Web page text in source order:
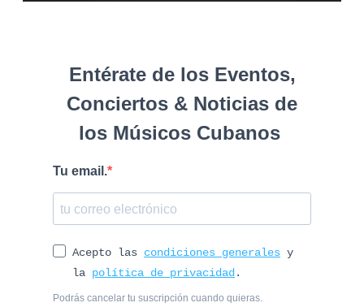
Entérate de los Eventos,
Conciertos & Noticias de
los Músicos Cubanos
Tu email.
Acepto las condiciones generales y
la política de privacidad.
Podrás cancelar tu suscripción cuando quieras.